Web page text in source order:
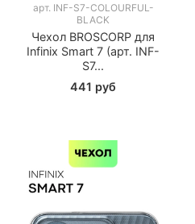
арт. INF-S7-COLOURFUL-
BLACK
Чехол BROSCORP для
Infinix Smart 7 (арт. INF-
S7...
441 руб